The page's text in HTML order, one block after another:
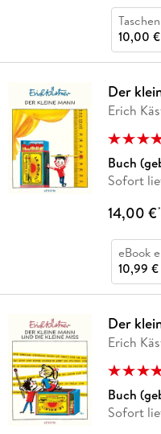
10,00 €
Der
Erich
Buch
Sofort
14,00 €*
eBook
10,99 €
Der
Erich
Buch
Sofort